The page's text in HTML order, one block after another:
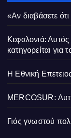
«Αν διαβάσετε
Κεφαλονιά:
κατηγορείται για
Η Εθνική
MERCOSUR:
Γιός γνωστού